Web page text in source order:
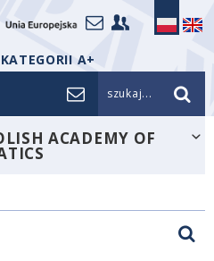
A+
szukaj...
ACADEMY OF